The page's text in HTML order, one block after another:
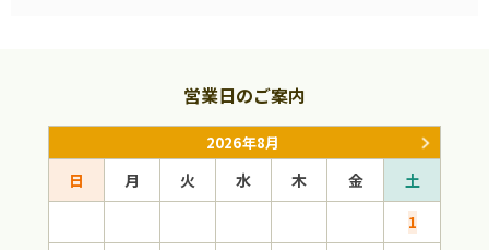
営業日のご案内
2026年8月
日 月 火 水 木 金
土
1